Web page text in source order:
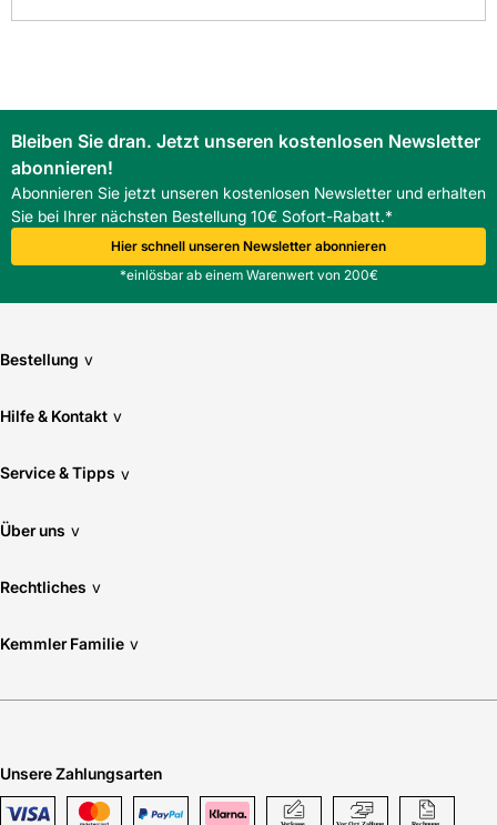
in Südwest-Deutschland.
Rissüberbrückung, wodurch die Dampfsperre bei
Temperaturschwankungen und Belastung dicht bleibt.
Wie ist die Soprema Bitumenschweißbahn V60S4+ AL zu
verlegen?
verschweißt und gemäß Herstellerangaben überlappt, um
die Funktion zu sichern.
Bleiben Sie dran. Jetzt unseren kostenlosen Newsletter
abonnieren!
Abonnieren Sie jetzt unseren kostenlosen Newsletter und erhalten
Sie bei Ihrer nächsten Bestellung 10€ Sofort-Rabatt.*
Hier schnell unseren Newsletter abonnieren
*einlösbar ab einem Warenwert von 200€
Bestellung v
Hilfe & Kontakt v
Service & Tipps v
Über uns v
Rechtliches v
Kemmler Familie v
Unsere Zahlungsarten